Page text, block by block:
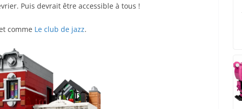
Puis devrait être accessible à tous !
comme Le club de jazz.